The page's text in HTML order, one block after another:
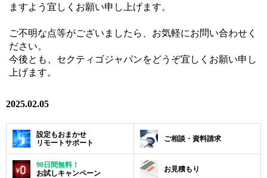
ますよう宜しくお願い申し上げます。
ご不明な点等がございましたら、お気軽にお問い合わせく
ださい。
今後とも、セクティゴジャパンをどうぞ宜しくお願い申し
上げます。
2025.02.05
設定もおまかせ
リモートサポート
ご相談・資料請求
90日間無料！
お試しキャンペーン
お見積もり